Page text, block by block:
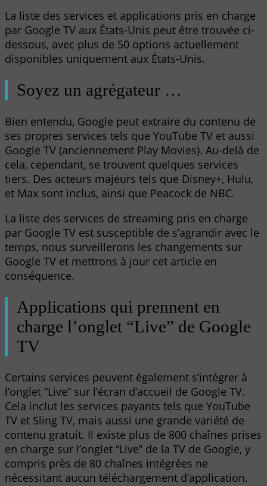
La liste des services et applications pris en charge
par Google TV aux États-Unis peut être trouvée ci-
dessous, avec plus de 50 options actuellement
disponibles uniquement aux États-Unis.
Soyez un agrégateur …
Bien entendu, Google peut extraire du contenu de
ses propres services tels que YouTube TV et aussi
Google TV (anciennement Play Movies). Au-delà de
cela, cependant, se trouvent quelques services
tiers. Des acteurs majeurs tels que Disney+, Hulu,
et Max sont inclus, ainsi que Peacock de NBC.
La liste des services de streaming pris en charge
par Google TV est susceptible de s’agrandir avec le
temps, nous surveillerons les changements sur
Google TV et mettrons à jour cet article en
conséquence.
Applications qui prennent en
charge l’onglet “Live” de Google
TV
Certains services peuvent également s’intégrer à
l’onglet “Live” sur l’écran d’accueil de Google TV.
Cela inclut les services payants tels que YouTube
TV et Sling TV, mais aussi une grande variété de
contenu gratuit. Il existe plus de 800 chaînes prises
en charge sur l’onglet “Live” de la TV de Google, y
compris près de 80 chaînes intégrées ne
nécessitant aucun téléchargement d’application.